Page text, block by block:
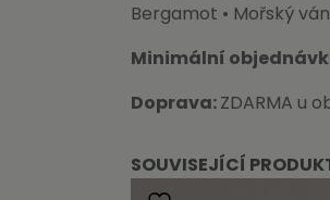
Bergamot • Mořský
Minimální
Doprava:ZDARMA u
SOUVISEJÍCÍ